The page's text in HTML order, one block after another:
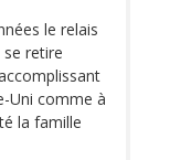
le relais
retire
Uni comme à
la famille